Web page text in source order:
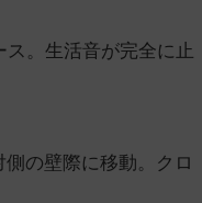
。生活音が完全に止
の壁際に移動。クロ